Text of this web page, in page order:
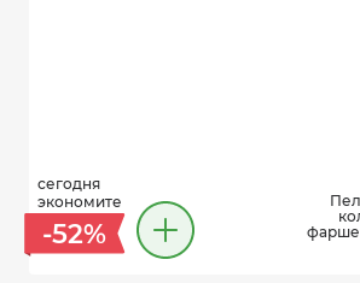
сегодня
экономите
-52%